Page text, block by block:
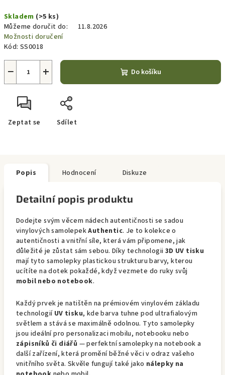
cena:
Skladem (>5 ks)
Můžeme doručit do:
11.8.2026
Možnosti doručení
Kód: SS0018
+
− Do košíku
Zeptat se Sdílet
Popis Hodnocení Diskuze
Detailní popis produktu
Dodejte svým věcem nádech autentičnosti se sadou
vinylových samolepekAuthentic. Je to kolekce o
autentičnosti a vnitřní síle, která vám připomene, jak
důležité je zůstat sám sebou. Díky technologii 3D UV tisku
mají tyto samolepky plastickou strukturu barvy, kterou
ucítíte na dotek pokaždé, když vezmete do ruky svůj
mobil nebo notebook.
Každý prvek je natištěn na prémiovém vinylovém základu
technologií UV tisku, kde barva tuhne pod ultrafialovým
světlem a stává se maximálně odolnou. Tyto samolepky
jsou ideální pro personalizaci mobilu, notebooku nebo
zápisníků či diářů — perfektní samolepky na notebook a
další zařízení, která promění běžné věci v odraz vašeho
vnitřního světa. Skvěle fungují také jako nálepky na